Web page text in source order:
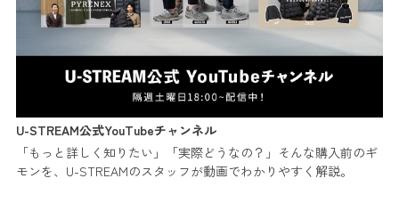
U-STREAM公式YouTubeチャンネル
「もっと詳しく知りたい」「実際どうなの？」そんな購入前のギ
モンを、U-STREAMのスタッフが動画でわかりやすく解説。